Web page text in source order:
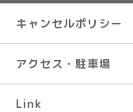
キャンセルポリシー
アクセス・駐車場
Link